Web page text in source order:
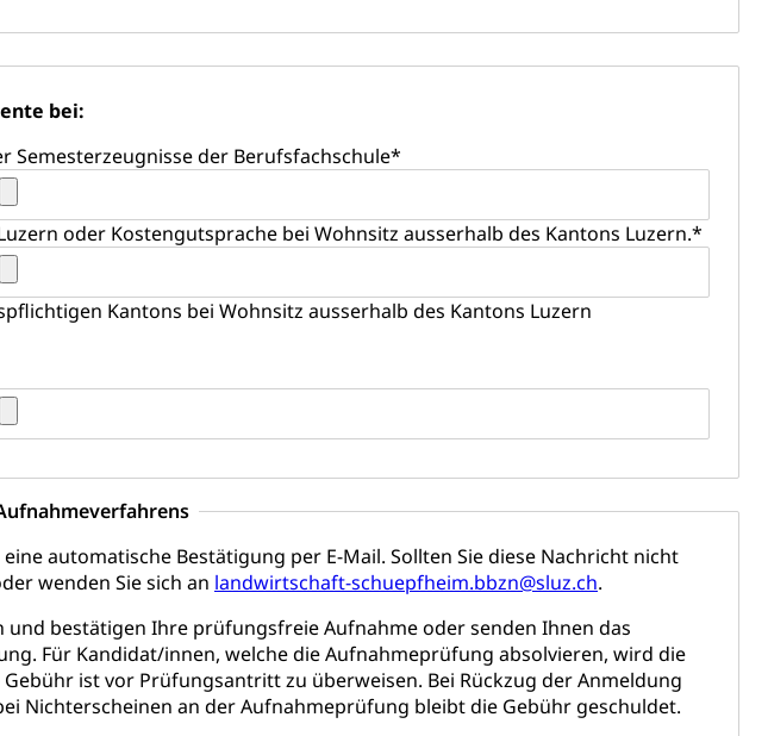
bei:
Semesterzeugnisse der Berufsfachschule*
oder Kostengutsprache bei Wohnsitz ausserhalb des Kantons Luzern.*
Kantons bei Wohnsitz ausserhalb des Kantons Luzern
automatische Bestätigung per E-Mail. Sollten Sie diese Nachricht nicht
wenden Sie sich an landwirtschaft-schuepfheim.bbzn@sluz.ch.
bestätigen Ihre prüfungsfreie Aufnahme oder senden Ihnen das
Für Kandidat/innen, welche die Aufnahmeprüfung absolvieren, wird die
ist vor Prüfungsantritt zu überweisen. Bei Rückzug der Anmeldung
Nichterscheinen an der Aufnahmeprüfung bleibt die Gebühr geschuldet.
(Geoportal)
Treibhauseffekt
(ARE) Raum und Wirtschaft rawi